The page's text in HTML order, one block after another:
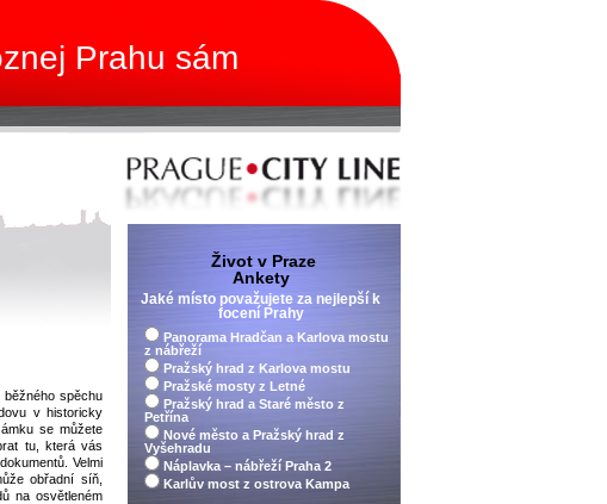
Prahu sám
spěchu
v historicky
se můžete
tu, která vás
Velmi
obřadní síň,
na osvětleném
Život v Praze
Ankety
Jaké místo považujete za nejlepší k
focení Prahy
Panorama Hradčan a Karlova mostu
z nábřeží
Pražský hrad z Karlova mostu
Pražské mosty z Letné
Pražský hrad a Staré město z
Petřína
Nové město a Pražský hrad z
Vyšehradu
Náplavka – nábřeží Praha 2
Karlův most z ostrova Kampa